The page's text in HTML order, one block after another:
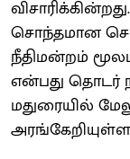
சொந்தமான
நீதிமன்றம்
என்பது தொடர்
மதுரையில்